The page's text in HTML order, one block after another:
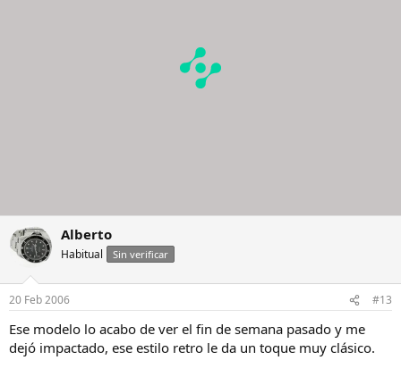
Alberto
Habitual Sin verificar
20 Feb 2006 #13
Ese modelo lo acabo de ver el fin de semana pasado y me
dejó impactado, ese estilo retro le da un toque muy clásico.